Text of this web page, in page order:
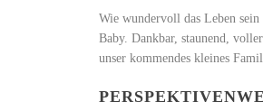
Wie wundervoll das Leben
Baby. Dankbar, staunend,
unser kommendes kleines